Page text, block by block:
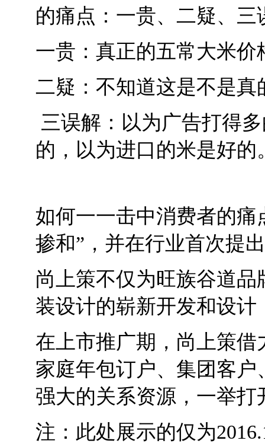
的痛点：一贵、二疑、三
一贵：真正的五常大米
二疑：不知道这是不是真
三误解：以为广告打得
的，以为进口的米是好的
如何一一击中消费者的痛
掺和”，并在行业首次提
尚上策不仅为旺族谷道
装设计的崭新开发和设
在上市推广期，尚上策
家庭年包订户、集团客
强大的关系资源，一举打
注：此处展示的仅为